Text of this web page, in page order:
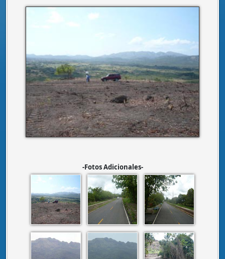
-Fotos Adicionales-